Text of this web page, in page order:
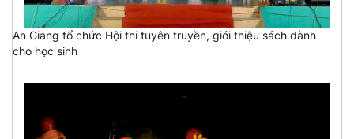
An Giang tổ chức Hội thi tuyên truyền, giới thiệu sách dành
cho học sinh